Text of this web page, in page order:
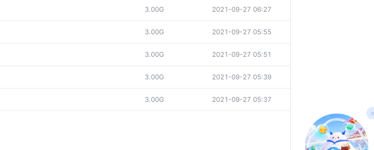
3.00G 2021-09-27 06:27
3.00G 2021-09-27 05:55
3.00G 2021-09-27 05:51
3.00G 2021-09-27 05:39
3.00G 2021-09-27 05:37